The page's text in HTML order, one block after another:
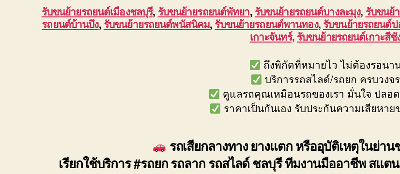
รับขนย้ายรถยนต์เมืองชลบุรี, รับขนย้ายรถยนต์พัทยา, รับขนย้ายรถยนต์บางละมุง, รับขนย้
รถยนต์บ้านบึง, รับขนย้ายรถยนต์พนัสนิคม, รับขนย้ายรถยนต์พานทอง, รับขนย้ายรถยนต์
เกาะจันทร์, รับขนย้ายรถยนต์เกาะสีชั
ถึงพิกัดที่หมายไว ไม่ต้องรอนา
บริการรถสไลด์/รถยก ครบวงจร
ดูแลรถคุณเหมือนรถของเรา มั่นใจ ปลอ
ราคาเป็นกันเอง รับประกันความเสียหา
รถเสียกลางทาง ยางแตก หรืออุบัติเหตุในย่า
เรียกใช้บริการ #รถยก รถลาก รถสไลด์ ชลบุรี ทีมงานมืออาชีพ สแ